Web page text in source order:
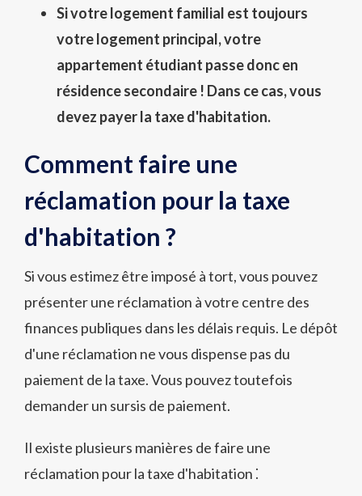
Si votre logement familial est toujours
votre logement principal, votre
appartement étudiant passe donc en
résidence secondaire ! Dans ce cas, vous
devez payer la taxe d'habitation.
Comment faire une
réclamation pour la taxe
d'habitation ?
Si vous estimez être imposé à tort, vous pouvez
présenter une réclamation à votre centre des
finances publiques dans les délais requis. Le dépôt
d'une réclamation ne vous dispense pas du
paiement de la taxe. Vous pouvez toutefois
demander un sursis de paiement.
Il existe plusieurs manières de faire une
réclamation pour la taxe d'habitation ⁚